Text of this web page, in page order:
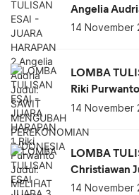
Angelia Audria Judul: SAWIT
14 November
LOMBA
Riki Purwanto Judul: MELIHAT MASA DEPAN
INDONESIA
14 November
LOMBA
Christiawan Judul: PEREMAJAAN SAWIT
RAKYAT
14 November